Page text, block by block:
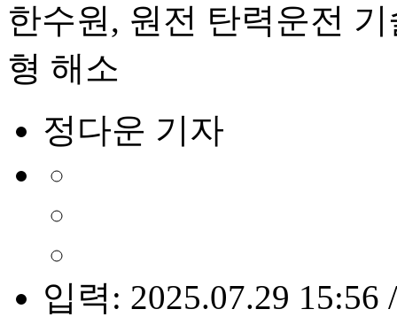
한수원, 원전 탄력운전
형 해소
정다운 기자
입력: 2025.07.29 15:56